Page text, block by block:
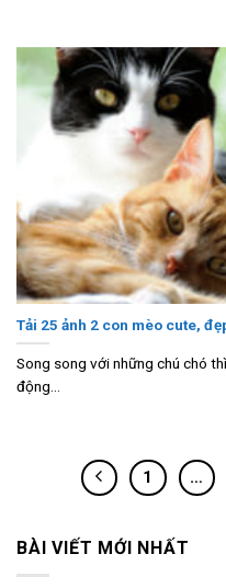
Tải 25 ảnh 2 con mèo cute,
Song song với những chú chó
động...
1 …
BÀI VIẾT MỚI NHẤT